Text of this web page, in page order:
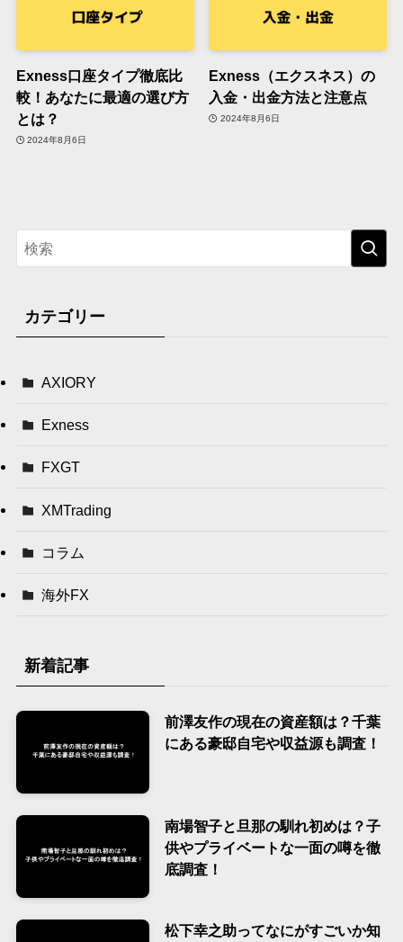
Exness口座タイプ徹底比
較！あなたに最適の選び方
とは？
2024年8月6日
Exness（エクスネス）の
入金・出金方法と注意点
2024年8月6日
カテゴリー
AXIORY
Exness
FXGT
XMTrading
コラム
海外FX
新着記事
前澤友作の現在の資産額は？千葉
にある豪邸自宅や収益源も調査！
南場智子と旦那の馴れ初めは？子
供やプライベートな一面の噂を徹
底調査！
松下幸之助ってなにがすごいか知